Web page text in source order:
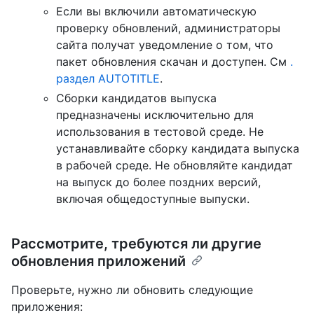
Если вы включили автоматическую
проверку обновлений, администраторы
сайта получат уведомление о том, что
пакет обновления скачан и доступен. См .
раздел AUTOTITLE.
Сборки кандидатов выпуска
предназначены исключительно для
использования в тестовой среде. Не
устанавливайте сборку кандидата выпуска
в рабочей среде. Не обновляйте кандидат
на выпуск до более поздних версий,
включая общедоступные выпуски.
Рассмотрите, требуются ли другие
обновления приложений
Проверьте, нужно ли обновить следующие
приложения: